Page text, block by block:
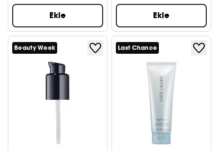
Ekle Ekle
Beauty Week Last Chance